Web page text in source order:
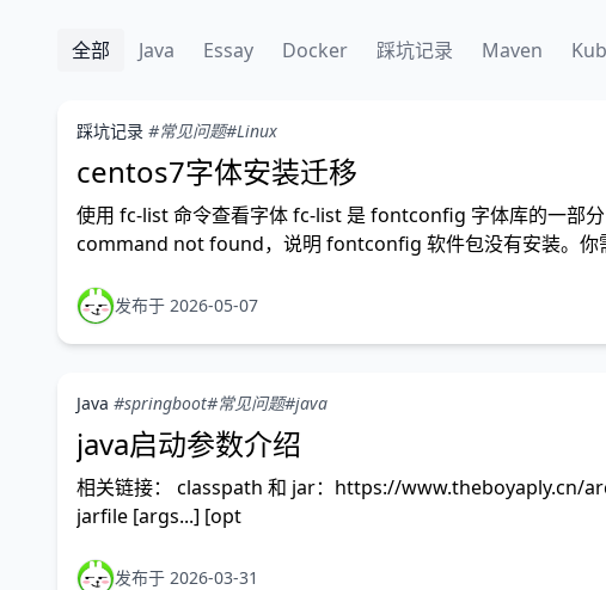
全部 Java Essay Docker 踩坑记录 Maven
踩坑记录 #常见问题#Linux
centos7字体安装迁移
使用 fc-list 命令查看字体 fc-list 是 fontconfig 字体库的一部
command not found，说明 fontconfig 软件包没有安装。你
发布于 2026-05-07
Java #springboot#常见问题#java
java启动参数介绍
相关链接： classpath 和 jar：https://www.theboyaply.cn/
jarfile [args...] [opt
发布于 2026-03-31